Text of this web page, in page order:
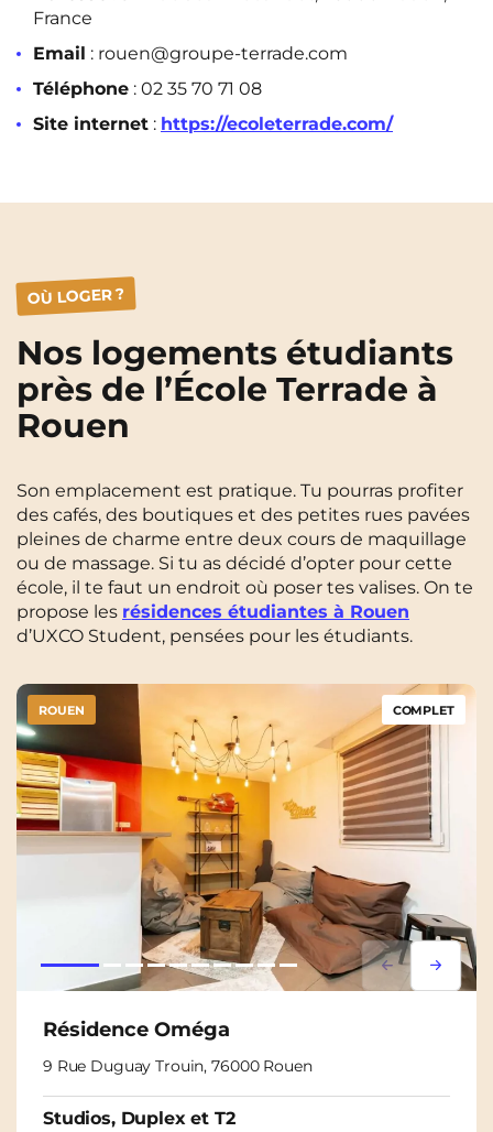
France
Email : rouen@groupe-terrade.com
Téléphone : 02 35 70 71 08
Site internet : https://ecoleterrade.com/
OÙ LOGER ?
Nos logements étudiants
près de l’École Terrade à
Rouen
Son emplacement est pratique. Tu pourras profiter
des cafés, des boutiques et des petites rues pavées
pleines de charme entre deux cours de maquillage
ou de massage. Si tu as décidé d’opter pour cette
école, il te faut un endroit où poser tes valises. On te
propose les résidences étudiantes à Rouen
d’UXCO Student, pensées pour les étudiants.
Lorem ipsum
Lorem
ROUEN COMPLET
Résidence Oméga
9 Rue Duguay Trouin, 76000 Rouen
Studios, Duplex et T2